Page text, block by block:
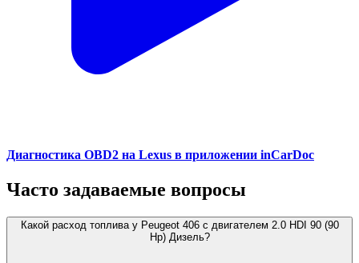
Диагностика OBD2 на Lexus в приложении inCarDoc
Часто задаваемые вопросы
Какой расход топлива у Peugeot 406 с двигателем 2.0 HDI 90 (90
Hp) Дизель?